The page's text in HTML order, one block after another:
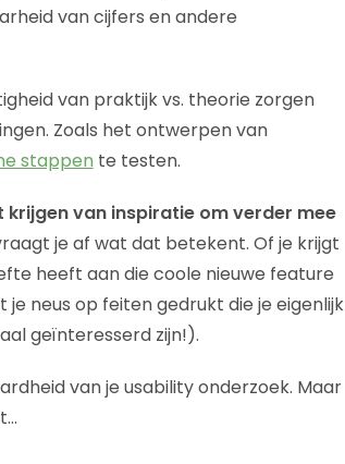
van cijfers en andere
van praktijk vs. theorie zorgen
Zoals het ontwerpen van
stappen te testen.
van inspiratie om verder mee
je af wat dat betekent. Of je krijgt
heeft aan die coole nieuwe feature
neus op feiten gedrukt die je eigenlijk
geïnteresserd zijn!).
van je usability onderzoek. Maar